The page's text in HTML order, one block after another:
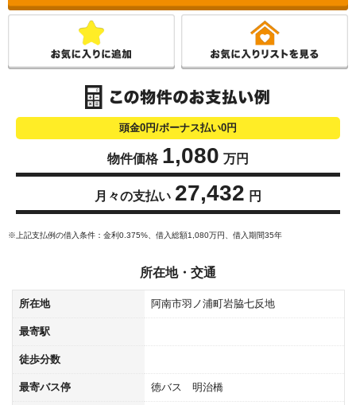
頭金0円/ボーナス払い0円
物件価格 1,080 万円
月々の支払い 27,432 円
※上記支払例の借入条件：金利0.375%、借入総額1,080万円、借入期間35年
所在地・交通
所在地 阿南市羽ノ浦町岩脇七反地
最寄駅
徒歩分数
最寄バス停 徳バス 明治橋